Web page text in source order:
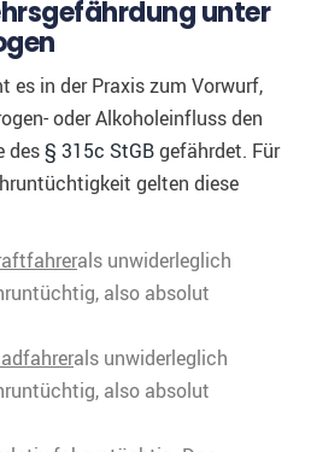
unter
es in der Praxis zum Vorwurf,
oder Alkoholeinfluss den
des§ 315c StGBgefährdet. Für
gelten diese
als unwiderleglich
also absolut
als unwiderleglich
also absolut